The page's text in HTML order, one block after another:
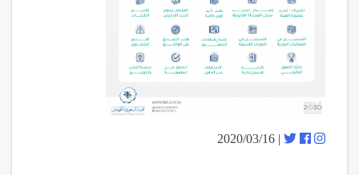
| 2020/03/16